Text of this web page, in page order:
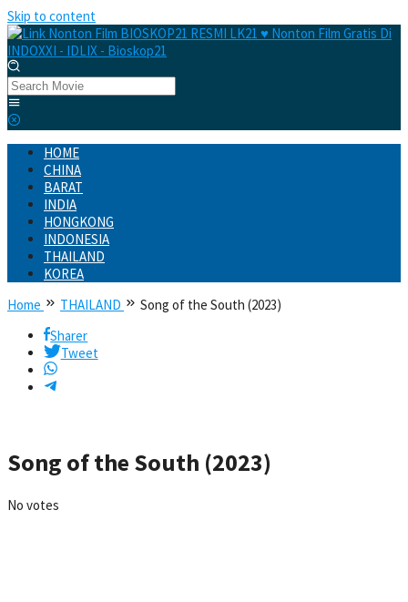
Skip to content
HOME
CHINA
BARAT
INDIA
HONGKONG
INDONESIA
THAILAND
KOREA
Home
THAILAND
Song of the South (2023)
Sharer
Tweet
Song of the South (2023)
No votes